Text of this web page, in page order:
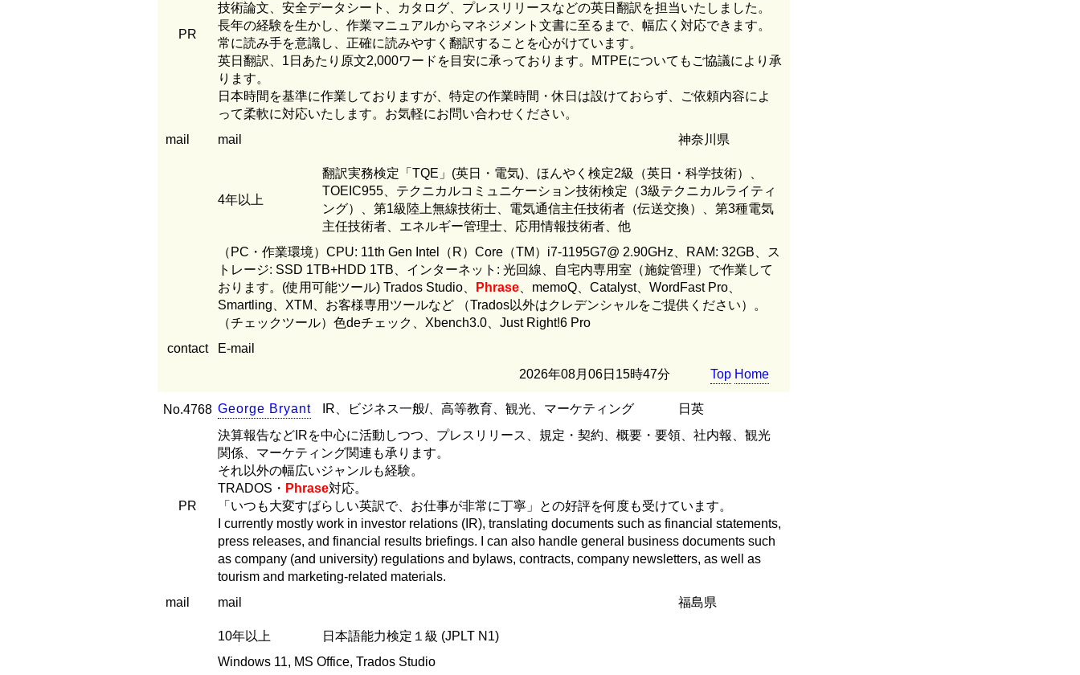
PR
技術論文、安全データシート、カタログ、プレスリリースなどの英日翻訳を担当いたしました。
長年の経験を生かし、作業マニュアルからマネジメント文書に至るまで、幅広く対応できます。
常に読み手を意識し、正確に読みやすく翻訳することを心がけています。
英日翻訳、1日あたり原文2,000ワードを目安に承っております。MTPEについてもご協議により承
ります。
日本時間を基準に作業しておりますが、特定の作業時間・休日は設けておらず、ご依頼内容によ
って柔軟に対応いたします。お気軽にお問い合わせください。
mail
mail 神奈川県
4年以上
翻訳実務検定「TQE」(英日・電気)、ほんやく検定2級（英日・科学技術）、
TOEIC955、テクニカルコミュニケーション技術検定（3級テクニカルライティ
ング）、第1級陸上無線技術士、電気通信主任技術者（伝送交換）、第3種電気
主任技術者、エネルギー管理士、応用情報技術者、他
（PC・作業環境）CPU: 11th Gen Intel（R）Core（TM）i7-1195G7@ 2.90GHz、RAM: 32GB、ス
トレージ: SSD 1TB+HDD 1TB、インターネット: 光回線、自宅内専用室（施錠管理）で作業して
おります。(使用可能ツール) Trados Studio、
Phrase 、memoQ、Catalyst、WordFast Pro、
Smartling、XTM、お客様専用ツールなど （Trados以外はクレデンシャルをご提供ください）。
（チェックツール）色deチェック、Xbench3.0、Just Right!6 Pro
contact
E-mail
2026年08月06日15時47分
Top Home
No.4768 George Bryant IR、ビジネス一般/、高等教育、観光、マーケティング 日英
PR
決算報告などIRを中心に活動しつつ、プレスリリース、規定・契約、概要・要領、社内報、観光
関係、マーケティング関連も承ります。
それ以外の幅広いジャンルも経験。
TRADOS・ Phrase対応。
「いつも大変すばらしい英訳で、お仕事が非常に丁寧」との好評を何度も受けています。
I currently mostly work in investor relations (IR), translating documents such as financial statements,
press releases, and financial results briefings. I can also handle general business documents such
as company (and university) regulations and bylaws, contracts, company newsletters, as well as
tourism and marketing-related materials.
mail
mail 福島県
10年以上
日本語能力検定１級 (JPLT N1)
Windows 11, MS Office, Trados Studio